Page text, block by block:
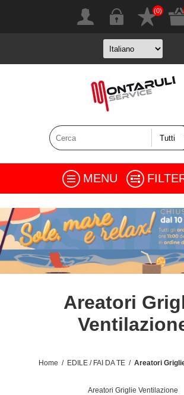
(0)
MENU
Areatori
Home / EDILE / FAI DA TE / Areatori
Areatori Griglie Ventilazione